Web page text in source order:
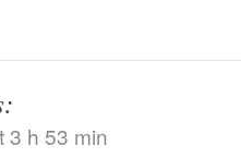
3 h 53 min